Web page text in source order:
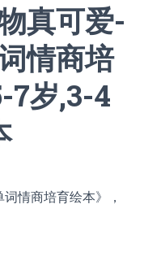
真可爱-
情商培
7岁,3-4
情商培育绘本》，